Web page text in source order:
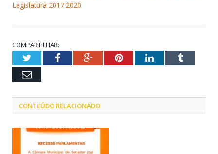
Legislatura 2017.2020
COMPARTILHAR:
TwitterFacebookGoogle+PinterestLinkedInTumblr
Email
CONTEÚDO RELACIONADO